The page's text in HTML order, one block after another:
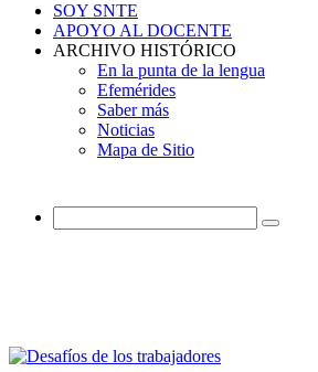
SOY SNTE
APOYO AL DOCENTE
ARCHIVO HISTÓRICO
En la punta de la lengua
Efemérides
Saber más
Noticias
Mapa de Sitio